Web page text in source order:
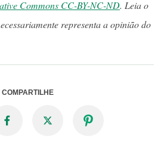
Commons CC-BY-NC-ND. Leia o
representa a opinião do
COMPARTILHE